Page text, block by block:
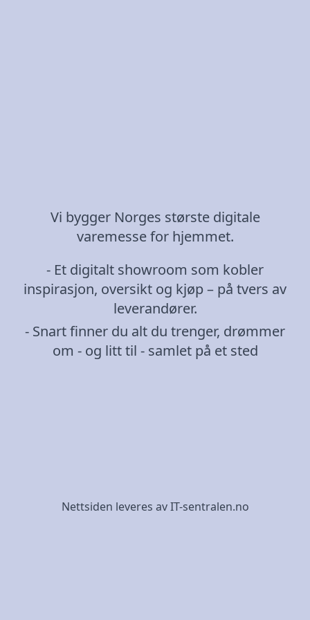
Vi bygger Norges største digitale
varemesse for hjemmet.
- Et digitalt showroom som kobler
inspirasjon, oversikt og kjøp – på tvers av
leverandører.
- Snart finner du alt du trenger, drømmer
om - og litt til - samlet på et sted
Nettsiden leveres av IT-sentralen.no